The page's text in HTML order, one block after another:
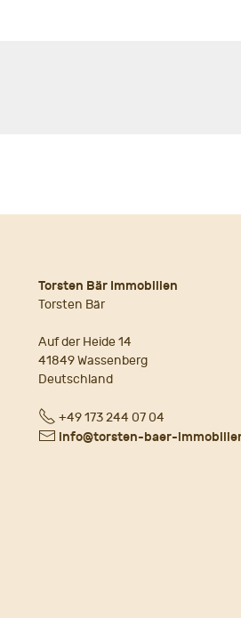
Torsten Bär Immobilien
Torsten Bär
Auf der Heide 14
41849 Wassenberg
Deutschland
Fon+49 173 244 07 04
E- info@torsten-baer-